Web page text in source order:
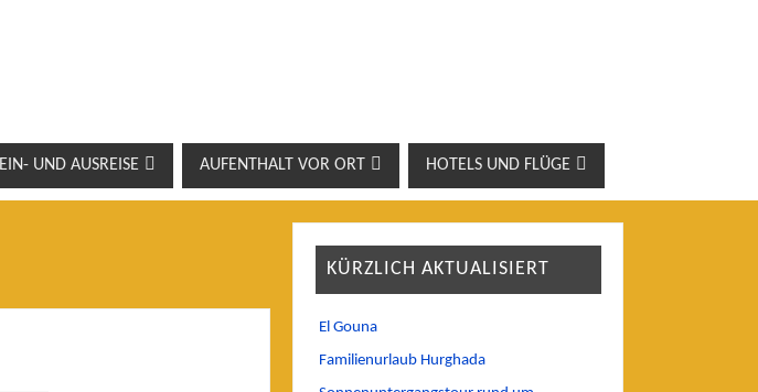
EIN- UND AUSREISE AUFENTHALT VOR ORT HOTELS UND FLÜGE
KÜRZLICH AKTUALISIERT
El Gouna
Familienurlaub Hurghada